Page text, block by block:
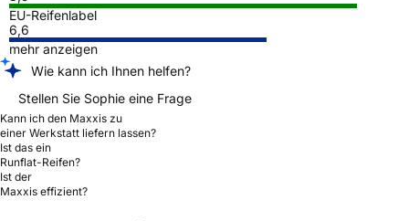
EU-Reifenlabel
6,6
mehr anzeigen
Wie kann ich Ihnen helfen?
Stellen Sie Sophie eine Frage
Kann ich den Maxxis zu
einer Werkstatt liefern lassen?
Ist das ein
Runflat-Reifen?
Ist der
Maxxis effizient?